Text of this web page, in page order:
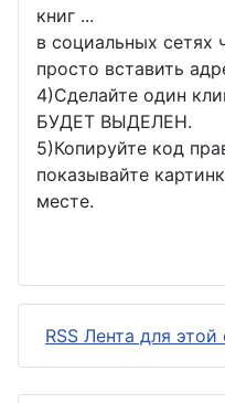
книг ...
в социальных сетях
просто вставить
4)Сделайте один
БУДЕТ ВЫДЕЛЕН.
5)Копируйте код
показывайте
месте.
RSS Лента для